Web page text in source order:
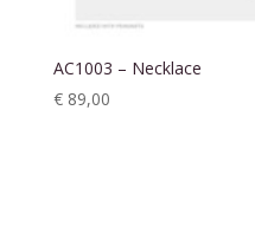
AC1003 – Necklace
€89,00